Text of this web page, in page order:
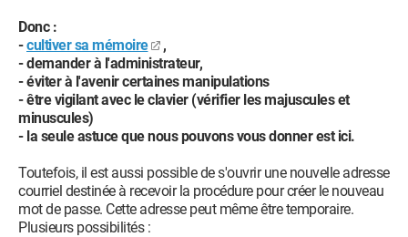
Donc :
-cultiver sa mémoire
,
- demander à l'administrateur,
- éviter à l'avenir certaines manipulations
- être vigilant avec le clavier (vérifier les majuscules et
minuscules)
- la seule astuce que nous pouvons vous donner est ici.
Toutefois, il est aussi possible de s'ouvrir une nouvelle adresse
courriel destinée à recevoir la procédure pour créer le nouveau
mot de passe. Cette adresse peut même être temporaire.
Plusieurs possibilités :